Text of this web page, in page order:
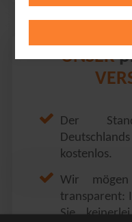
UNSER
Der
kostenlos.
Wir
transparent:
Sie